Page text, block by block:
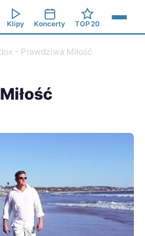
Klipy Koncerty TOP 20
- Prawdziwa Miłość